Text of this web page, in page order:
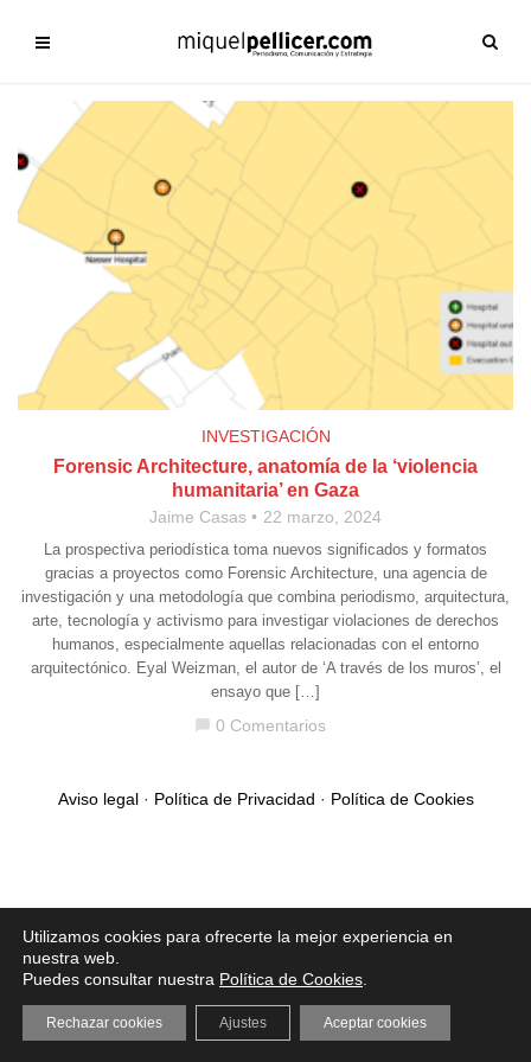
INVESTIGACIÓN
Forensic Architecture, anatomía de la ‘violencia
humanitaria’ en Gaza
Jaime Casas 22 marzo, 2024
La prospectiva periodística toma nuevos significados y formatos
gracias a proyectos como Forensic Architecture, una agencia de
investigación y una metodología que combina periodismo, arquitectura,
arte, tecnología y activismo para investigar violaciones de derechos
humanos, especialmente aquellas relacionadas con el entorno
arquitectónico. Eyal Weizman, el autor de ‘A través de los muros’, el
ensayo que […]
chat_bubble 0 Comentarios
Aviso legal· Política de Privacidad · Política de Cookies
Utilizamos cookies para ofrecerte la mejor experiencia en
nuestra web.
Puedes consultar nuestra Política de Cookies
Aceptar cookies
Rechazar cookies Ajustes